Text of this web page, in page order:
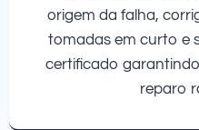
origem da falha,
tomadas em curto e
certificado
reparo